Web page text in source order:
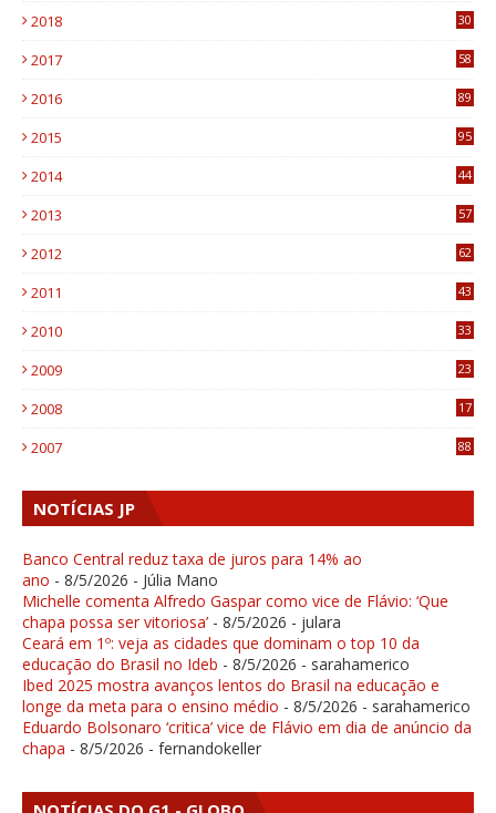
2018
30
2017
58
2016
89
2015
95
2014
44
2013
57
2012
62
2011
43
2010
33
2009
23
2008
17
2007 88
NOTÍCIAS JP
Banco Central reduz taxa de juros para 14% ao
ano - 8/5/2026 - Júlia Mano
Michelle comenta Alfredo Gaspar como vice de Flávio: ‘Que
chapa possa ser vitoriosa’ - 8/5/2026 - julara
Ceará em 1º: veja as cidades que dominam o top 10 da
educação do Brasil no Ideb - 8/5/2026 - sarahamerico
Ibed 2025 mostra avanços lentos do Brasil na educação e
longe da meta para o ensino médio - 8/5/2026 - sarahamerico
Eduardo Bolsonaro ‘critica’ vice de Flávio em dia de anúncio da
chapa - 8/5/2026 - fernandokeller